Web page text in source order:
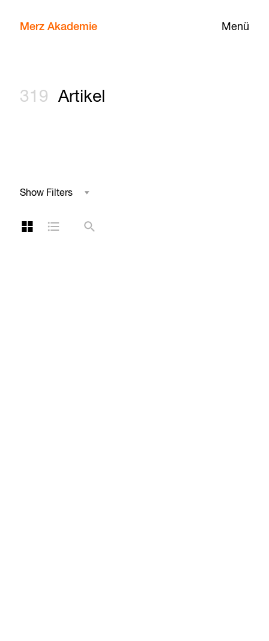
Menü
Merz Akademie
319 Artikel
Show Filters
Studienbereich
Kachelansicht
Listenansicht